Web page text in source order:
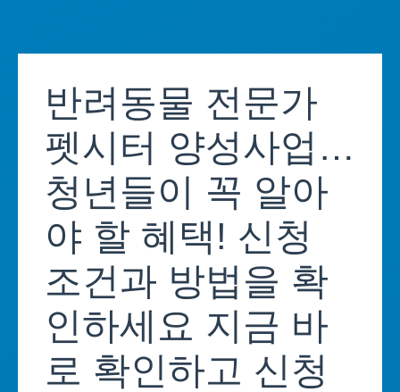
content반려동물 전문가
펫시터 양성사업…
청년들이 꼭 알아
야 할 혜택! 신청
조건과 방법을 확
인하세요 지금 바
로 확인하고 신청